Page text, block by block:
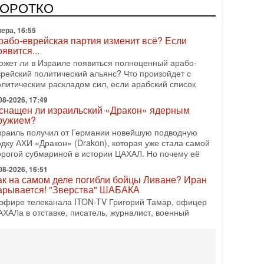
еврейский кандидат — на реальном месте в
одной из арабских партий. Причем речь идет
16:55
еврейская партия изменит всё? Если
ли в Израиле появиться полноценный арабо-
политический альянс? Что произойдет с
раскладом сил, если арабский список
2026, 17:49
ли израильский «Дракон» ядерным
получил от Германии новейшую подводную
АХИ «Дракон» (Drakon), которая уже стала самой
субмариной в истории ЦАХАЛ. Но почему её
2026, 16:51
на самом деле погибли бойцы Ливане? Иран
"Зверства" ШАБАКА
телеканала ITON-TV Григорий Тамар, офицер
в отставке, писатель, журналист, военный